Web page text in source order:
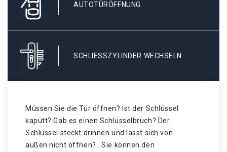
AUTOTÜRÖFFNUNG
SCHLIESSZYLINDER WECHSELN.
Müssen Sie die Tür öffnen? Ist der Schlüssel
kaputt? Gab es einen Schlüsselbruch? Der
Schlüssel steckt drinnen und lässt sich von
außen nicht öffnen? . Sie können den